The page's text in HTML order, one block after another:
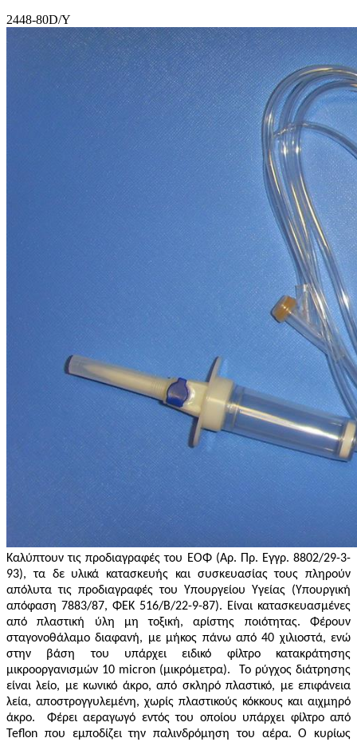
2448-80D/Y
Καλύπτουν τις προδιαγραφές του ΕΟΦ (Αρ. Πρ. Εγγρ. 8802/29-3-
93), τα δε υλικά κατασκευής και συσκευασίας τους πληρούν
απόλυτα τις προδιαγραφές του Υπουργείου Υγείας (Υπουργική
απόφαση 7883/87, ΦΕΚ 516/Β/22-9-87). Eίναι κατασκευασμένες
από πλαστική ύλη μη τοξική, αρίστης ποιότητας. Φέρουν
σταγονοθάλαμο διαφανή, με μήκος πάνω από 40 χιλιοστά, ενώ
στην βάση του υπάρχει ειδικό φίλτρο κατακράτησης
μικροοργανισμών 10 micron (μικρόμετρα).
Το ρύγχος διάτρησης
είναι λείο, με κωνικό άκρο, από σκληρό πλαστικό, με επιφάνεια
λεία, αποστρογγυλεμένη, χωρίς πλαστικούς κόκκους και αιχμηρό
άκρο.
Φέρει αεραγωγό εντός του οποίου υπάρχει φίλτρο από
Teflon που εμποδίζει την παλινδρόμηση του αέρα. Ο κυρίως